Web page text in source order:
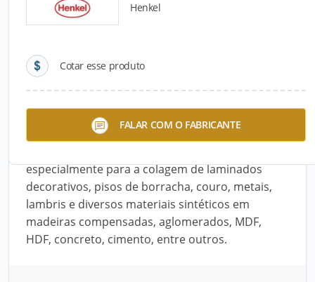
Henkel
Cotar esse produto
FALAR COM O FABRICANTE
Detalhes do produto
Descrição do Produto
O Cascola Tradicional Sem Toluol é um adesivo
de contato com alto desempenho, ideal para
especialmente para a colagem de laminados
decorativos, pisos de borracha, couro, metais,
lambris e diversos materiais sintéticos em
madeiras compensadas, aglomerados, MDF,
HDF, concreto, cimento, entre outros.